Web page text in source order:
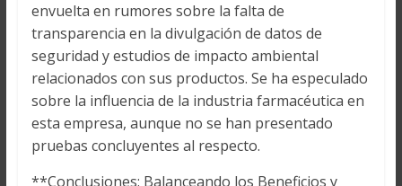
envuelta en rumores sobre la falta de
transparencia en la divulgación de datos de
seguridad y estudios de impacto ambiental
relacionados con sus productos. Se ha especulado
sobre la influencia de la industria farmacéutica en
esta empresa, aunque no se han presentado
pruebas concluyentes al respecto.
**Conclusiones: Balanceando los Beneficios y